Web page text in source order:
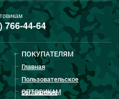
766-44-64
ПОКУПАТЕЛЯМ
Главная
Пользовательское
соглашение
ОПТОВИКАМ